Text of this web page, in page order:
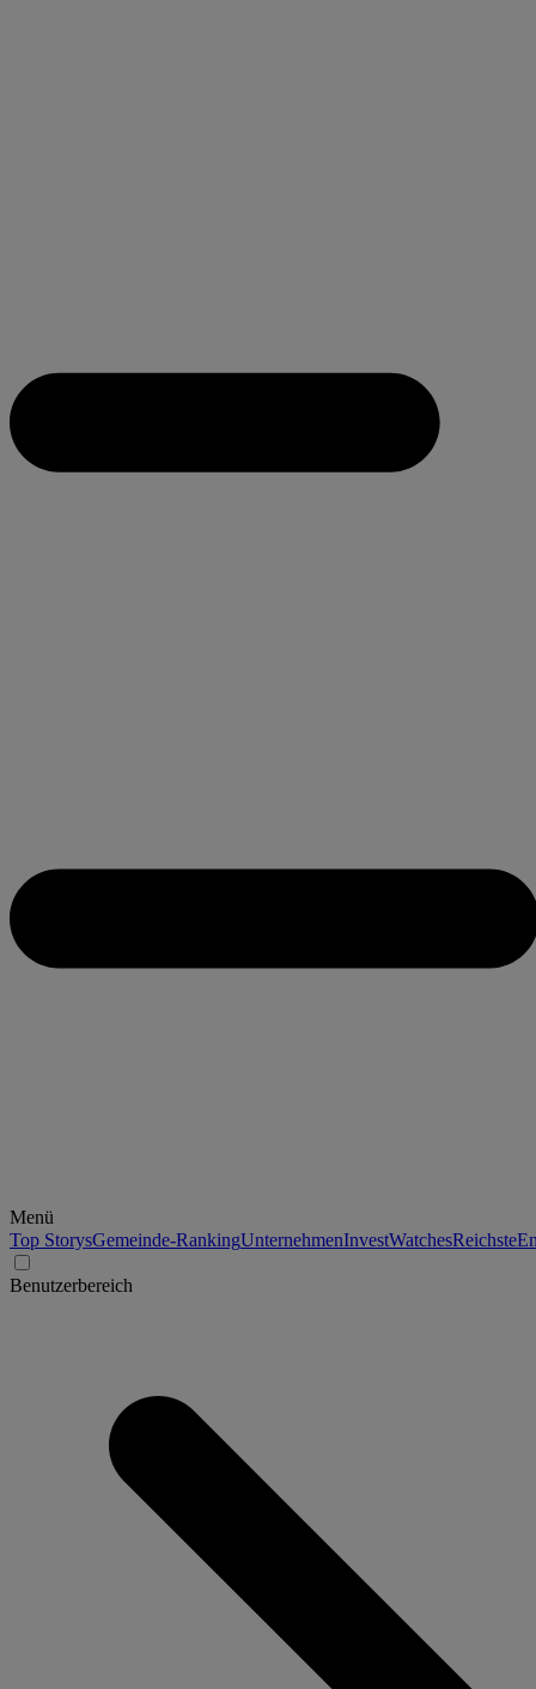
Menü
Top StorysGemeinde-RankingUnternehmenInvestWatchesReichste
Benutzerbereich